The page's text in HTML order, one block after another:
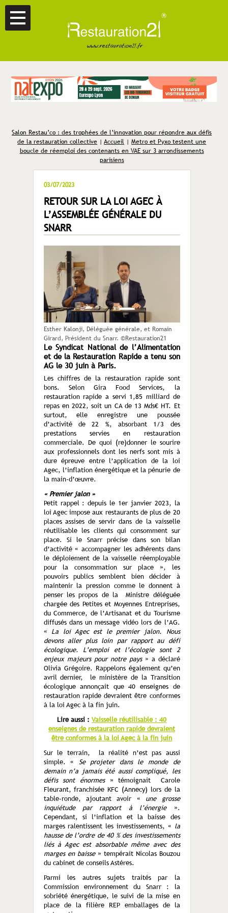
Salon Restau’co : des trophées de l’innovation pour répondre aux défis
de la restauration collective |Accueil |Metro et Pyxo testent une
boucle de réemploi des contenants en VAE sur 3 arrondissements
parisiens
03/07/2023
RETOUR SUR LA LOI AGEC À
L’ASSEMBLÉE GÉNÉRALE DU
SNARR
Esther Kalonji, Déléguée générale, et Romain
Girard, Président du Snarr. ©Restauration21
Le Syndicat National de l’Alimentation
et de la Restauration Rapide a tenu son
AG le 30 juin à Paris.
Les chiffres de la restauration rapide sont
bons. Selon Gira Food Services, la
restauration rapide a servi 1,85 milliard de
repas en 2022, soit un CA de 13 Mds€ HT. Et
surtout, elle enregistre une poussée
d’activité de 22 %, absorbant 1/3 des
prestations servies en restauration
commerciale. De quoi (re)donner le sourire
aux professionnels dont les nerfs sont mis à
dure épreuve entre l’application de la loi
Agec, l’inflation énergétique et la pénurie de
la main-d’œuvre.
« Premier jalon »
Petit rappel : depuis le 1er janvier 2023, la
loi Agec impose aux restaurants de plus de 20
places assises de servir dans de la vaisselle
réutilisable les clients qui consomment sur
place. Si le Snarr précise dans son bilan
d’activité « accompagner les adhérents dans
le déploiement de la vaisselle réemployable
pour la consommation sur place », les
pouvoirs publics semblent bien décider à
maintenir la pression comme le donnent à
penser les propos de la Ministre déléguée
chargée des Petites et Moyennes Entreprises,
du Commerce, de l’Artisanat et du Tourisme
diffusés dans un message vidéo lors de l’AG.
« La loi Agec est le premier jalon. Nous
devons aller plus loin par rapport au défi
écologique. L’emploi et l’écologie sont 2
enjeux majeurs pour notre pays» a déclaré
Olivia Grégoire. Rappelons également qu’en
avril dernier, le ministère de la Transition
écologique annonçait que 40 enseignes de
restauration rapide devraient être conformes
à la loi Agec à la fin juin.
Lire aussi :Vaisselle réutilisable : 40
enseignes de restauration rapide devraient
être conformes à la loi Agec à la fin juin
Sur le terrain, la réalité n’est pas aussi
simple. « Se projeter dans le monde de
demain n’a jamais été aussi compliqué, les
défis sont énormes » témoignait Carole
Fleurant, franchisée KFC (Annecy) lors de la
table-ronde, ajoutant avoir « une grosse
inquiétude par rapport à l’énergie».
Cependant, si l’inflation et la baisse des
marges ralentissent les investissements, « la
hausse de l’ordre de 40 % des investissements
liés à Agec est absorbable même avec des
marges en baisse» tempérait Nicolas Bouzou
du cabinet de conseils Astéres.
Parmi les autres sujets traités par la
Commission environnement du Snarr : la
sobriété énergétique, le suivi de la mise en
place de la filière REP emballages de la